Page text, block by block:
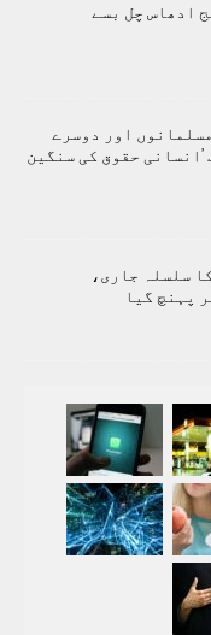
ادھاس چل بسے
اور دوسرے
’انسانی حقوق کی سنگین
سلسلہ جاری،